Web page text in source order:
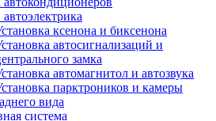
ксенона и биксенона
автосигнализаций и
замка
автомагнитол и автозвука
парктроников и камеры
вида
система